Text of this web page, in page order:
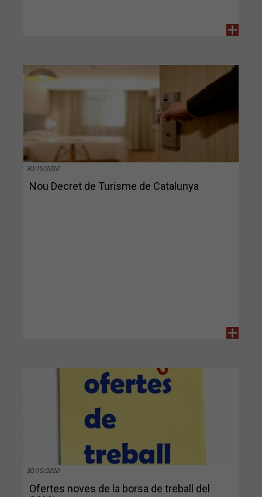
+
30/10/2020
Nou Decret de Turisme de Catalunya
+
30/10/2020
Ofertes noves de la borsa de treball del